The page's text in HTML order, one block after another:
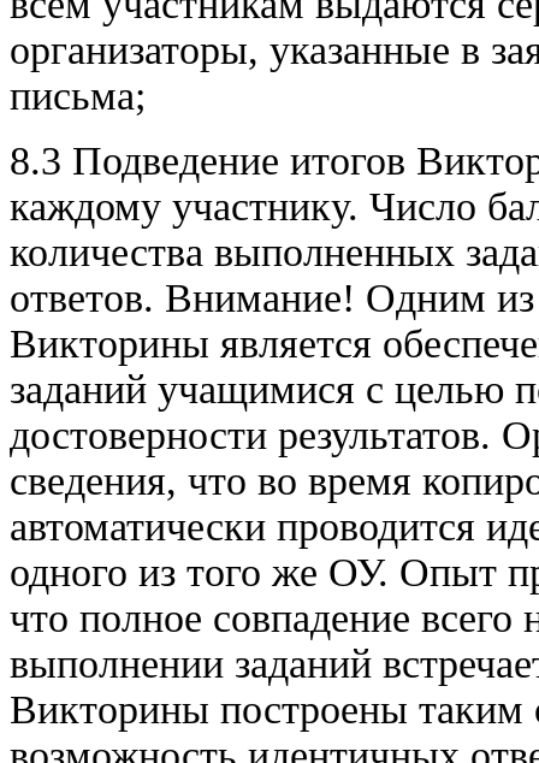
организаторы, указанные в
письма;
8.3 Подведение итогов
каждому участнику. Число
количества выполненных
ответов. Внимание! Одним
Викторины является
заданий учащимися с целью
достоверности результатов.
сведения, что во время
автоматически проводится
одного из того же ОУ. Опыт
что полное совпадение
выполнении заданий
Викторины построены таким